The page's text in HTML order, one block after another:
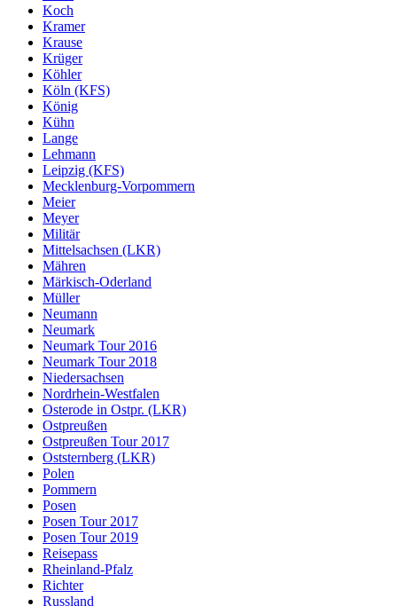
Koch
Kramer
Krause
Krüger
Köhler
Köln (KFS)
König
Kühn
Lange
Lehmann
Leipzig (KFS)
Mecklenburg-Vorpommern
Meier
Meyer
Militär
Mittelsachsen (LKR)
Mähren
Märkisch-Oderland
Müller
Neumann
Neumark
Neumark Tour 2016
Neumark Tour 2018
Niedersachsen
Nordrhein-Westfalen
Osterode in Ostpr. (LKR)
Ostpreußen
Ostpreußen Tour 2017
Oststernberg (LKR)
Polen
Pommern
Posen
Posen Tour 2017
Posen Tour 2019
Reisepass
Rheinland-Pfalz
Richter
Russland